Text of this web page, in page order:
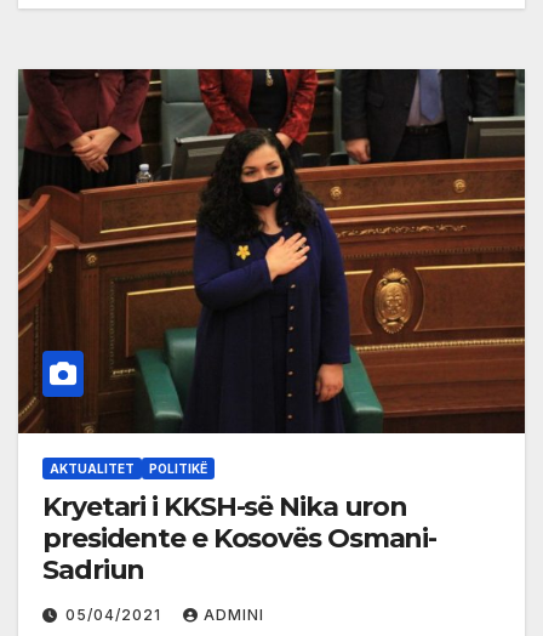
AKTUALITET POLITIKË
Kryetari i KKSH-së Nika uron
presidente e Kosovës Osmani-
Sadriun
05/04/2021 ADMINI